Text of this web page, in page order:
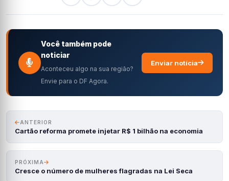
Você também pode
noticiar
Aconteceu algo na sua região?
Envie para o DF Agora.
Enviar notícia
ANTERIOR
Cartão reforma promete injetar R$ 1 bilhão na economia
PRÓXIMA
Cresce o número de mulheres flagradas na Lei Seca